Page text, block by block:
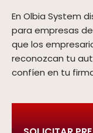
En Olbia System
para empresas
que los
reconozcan tu
confíen en tu